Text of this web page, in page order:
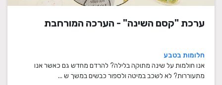
ערכת "קסם השינה" - הערכה המורחבת
חלומות בטבע
אנו חולמות על שינה מתוקה בלילה? להרדם מחדש גם כאשר אנו
מתעוררות? לא לשכב במיטה ולספור כבשים במשך ש ...